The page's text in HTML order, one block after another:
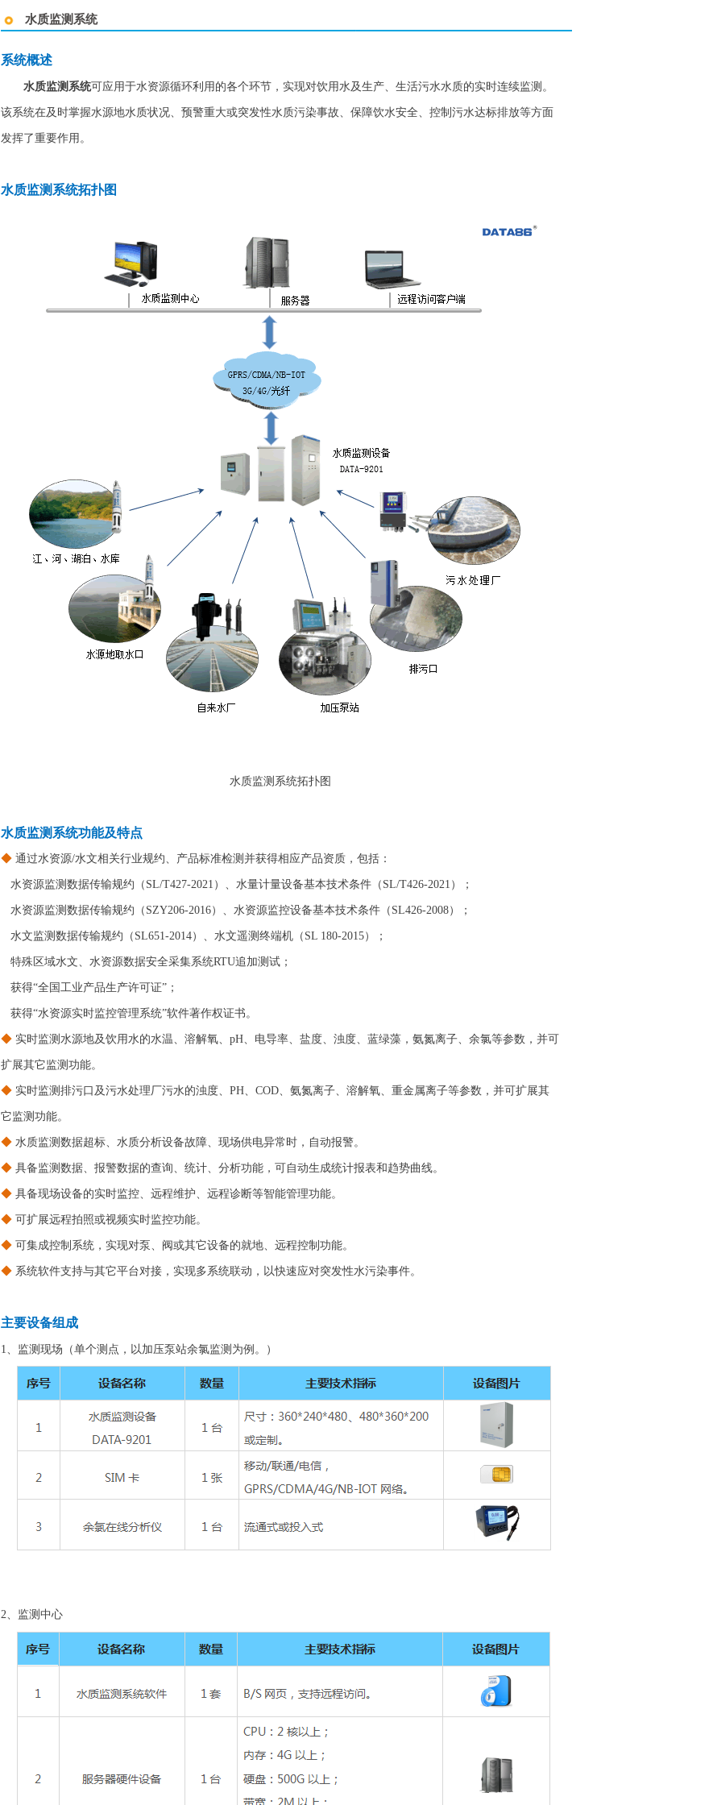
水质监测系统
系统概述
水质监测系统可应用于水资源循环利用的各个环节，实现对饮用水及生产、生活污水水质的实时连续监测。
该系统在及时掌握水源地水质状况、预警重大或突发性水质污染事故、保障饮水安全、控制污水达标排放等方面
发挥了重要作用。
水质监测系统拓扑图
水质监测系统拓扑图
水质监测系统功能及特点
◆ 通过水资源/水文相关行业规约、产品标准检测并获得相应产品资质，包括：
水资源监测数据传输规约（SL/T427-2021）、水量计量设备基本技术条件（SL/T426-2021）；
水资源监测数据传输规约（SZY206-2016）、水资源监控设备基本技术条件（SL426-2008）；
水文监测数据传输规约（SL651-2014）、水文遥测终端机（SL 180-2015）；
特殊区域水文、水资源数据安全采集系统RTU追加测试；
获得“全国工业产品生产许可证”；
获得“水资源实时监控管理系统”软件著作权证书。
◆ 实时监测水源地及饮用水的水温、溶解氧、pH、电导率、盐度、浊度、蓝绿藻，氨氮离子、余氯等参数，并可
扩展其它监测功能。
◆ 实时监测排污口及污水处理厂污水的浊度、PH、COD、氨氮离子、溶解氧、重金属离子等参数，并可扩展其
它监测功能。
◆ 水质监测数据超标、水质分析设备故障、现场供电异常时，自动报警。
◆ 具备监测数据、报警数据的查询、统计、分析功能，可自动生成统计报表和趋势曲线。
◆ 具备现场设备的实时监控、远程维护、远程诊断等智能管理功能。
◆ 可扩展远程拍照或视频实时监控功能。
◆ 可集成控制系统，实现对泵、阀或其它设备的就地、远程控制功能。
◆ 系统软件支持与其它平台对接，实现多系统联动，以快速应对突发性水污染事件。
主要设备组成
1、监测现场（单个测点，以加压泵站余氯监测为例。）
2、监测中心